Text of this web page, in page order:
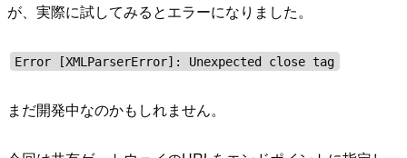
が、実際に試してみるとエラーになりました。
Error [XMLParserError]: Unexpected close tag
まだ開発中なのかもしれません。